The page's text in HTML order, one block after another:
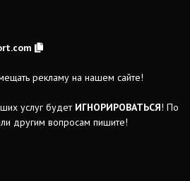
рекламу на нашем сайте!
услуг будет ИГНОРИРОВАТЬСЯ! По
другим вопросам пишите!